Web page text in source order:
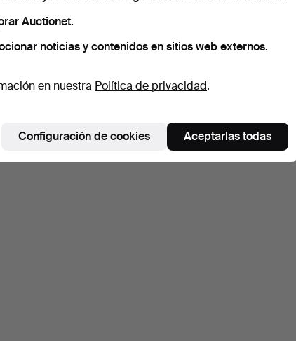
Auctionet.
noticias y contenidos en sitios web externos.
en nuestra Política de privacidad.
Configuración de cookies Aceptarlas todas